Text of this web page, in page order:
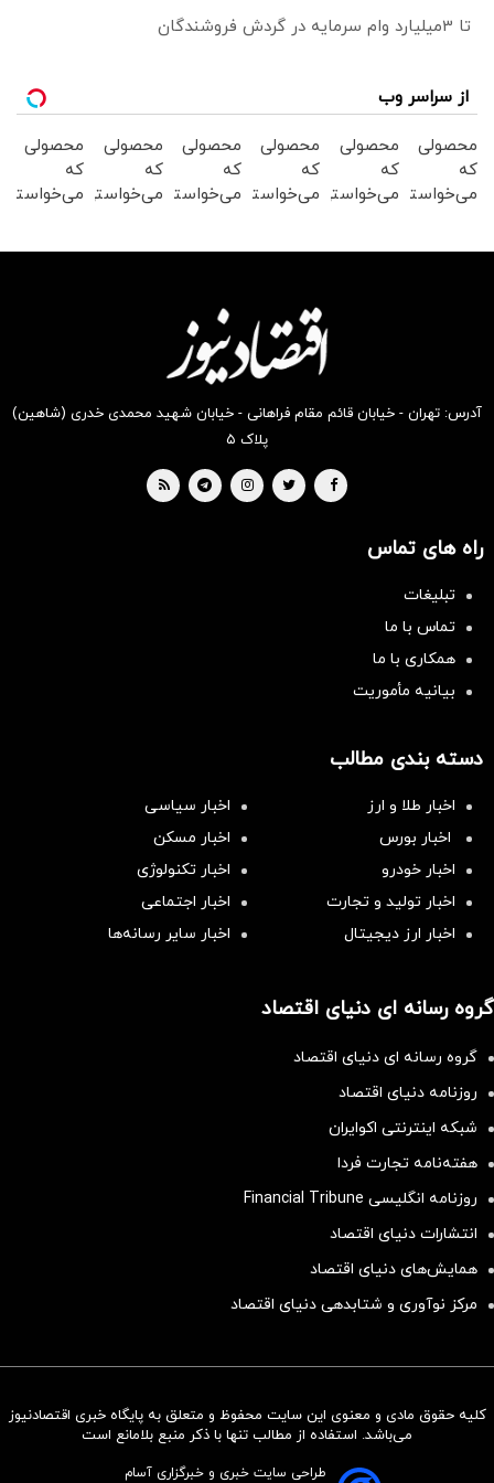
سرمایه‌گذاری همسنگ با شاخص
تا 3میلیارد وام سرمایه در گردش فروشندگان
از سراسر وب
محصولی
که
می‌خواستی
محصولی
که
می‌خواستی
محصولی
که
می‌خواستی
بخر !
محصولی
که
می‌خواستی
بخر !
محصولی
که
می‌خواستی
محصولی
که
می‌خواستی
آدرس: تهران - خیابان قائم مقام فراهانی - خیابان شهید محمدی خدری (شاهین)
پلاک ۵
راه های تماس
تبلیغات
تماس با ما
همکاری با ما
بیانیه مأموریت
دسته بندی مطالب
اخبار طلا و ارز
اخبار سیاسی
اخبار بورس
اخبار مسکن
اخبار خودرو
اخبار تکنولوژی
اخبار تولید و تجارت
اخبار اجتماعی
اخبار ارز دیجیتال
اخبار سایر رسانه‌‌ها
گروه رسانه ای دنیای اقتصاد
گروه رسانه ای دنیای اقتصاد
روزنامه دنیای اقتصاد
شبکه اینترنتی اکوایران
هفته‌نامه تجارت فردا
روزنامه انگلیسی Financial Tribune
انتشارات دنیای اقتصاد
همایش‌های دنیای اقتصاد
مرکز نوآوری و شتابدهی دنیای اقتصاد
کلیه حقوق مادی و معنوی این سایت محفوظ و متعلق به پایگاه خبری اقتصادنیوز
می‌باشد. استفاده از مطالب تنها با ذکر منبع بلامانع است
طراحی سایت خبری و خبرگزاری آسام